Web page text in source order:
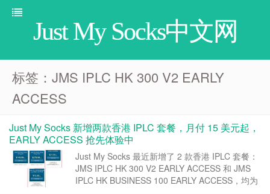
Just My Socks中文网
标签：JMS IPLC HK 300 V2 EARLY
ACCESS
Just My Socks 新增两款香港 IPLC 套餐，月付 15 美元起，
EARLY ACCESS 抢先体验中
Just My Socks 最近新增了 2 款香港 IPLC 套餐：
JMS IPLC HK 300 V2 EARLY ACCESS 和 JMS
IPLC HK BUSINESS 100 EARLY ACCESS，均为